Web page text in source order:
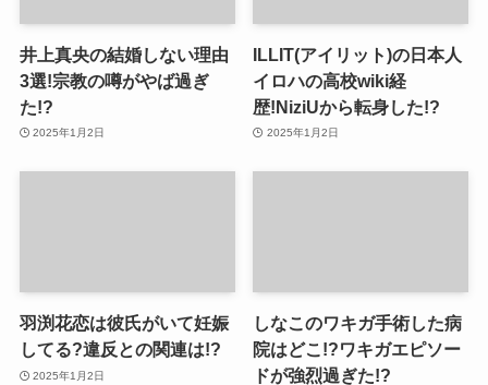
井上真央の結婚しない理由
3選!宗教の噂がやば過ぎ
た!?
2025年1月2日
ILLIT(アイリット)の日本人
イロハの高校wiki経
歴!NiziUから転身した!?
2025年1月2日
羽渕花恋は彼氏がいて妊娠
してる?違反との関連は!?
2025年1月2日
しなこのワキガ手術した病
院はどこ!?ワキガエピソー
ドが強烈過ぎた!?